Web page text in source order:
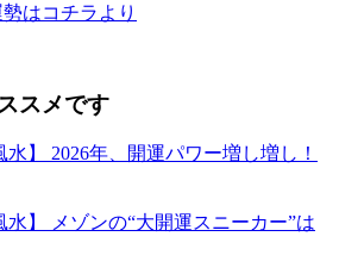
はコチラより
スメです
水】 2026年、開運パワー増し増し！
水】 メゾンの“大開運スニーカー”は